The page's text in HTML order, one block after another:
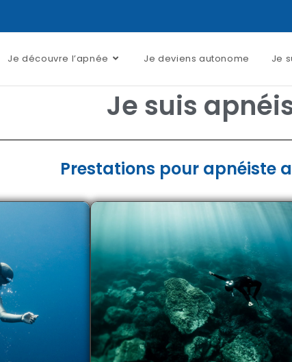
Je découvre l’apnée Je deviens autonome Je
Je suis
Prestations pour apnéiste